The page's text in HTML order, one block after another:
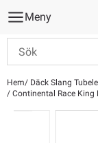
Meny
Hem Däck Slang
Continental Race King